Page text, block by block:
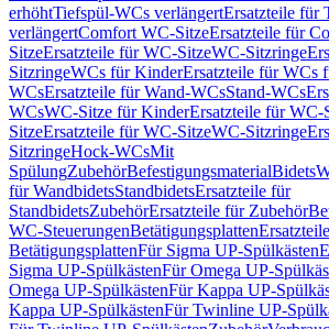
erhöhtTiefspül-WCs verlängertErsatzteile für
verlängertComfort WC-SitzeErsatzteile für
SitzeErsatzteile für WC-SitzeWC-Sitzringe
SitzringeWCs für KinderErsatzteile für WCs
WCsErsatzteile für Wand-WCsStand-WCs
WCsWC-Sitze für KinderErsatzteile für
SitzeErsatzteile für WC-SitzeWC-Sitzringe
SitzringeHock-WCsMit
SpülungZubehörBefestigungsmaterialBidets
für WandbidetsStandbidetsErsatzteile für
StandbidetsZubehörErsatzteile für Zubehör
WC-SteuerungenBetätigungsplatten
BetätigungsplattenFür Sigma UP-Spülkästen
Sigma UP-SpülkästenFür Omega UP-
Omega UP-SpülkästenFür Kappa UP-
Kappa UP-SpülkästenFür Twinline UP-